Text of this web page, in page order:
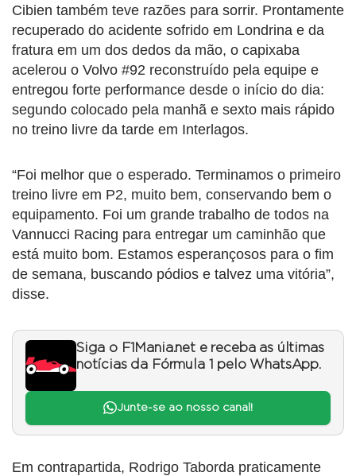
Cibien também teve razões para sorrir. Prontamente
recuperado do acidente sofrido em Londrina e da
fratura em um dos dedos da mão, o capixaba
acelerou o Volvo #92 reconstruído pela equipe e
entregou forte performance desde o início do dia:
segundo colocado pela manhã e sexto mais rápido
no treino livre da tarde em Interlagos.
“Foi melhor que o esperado. Terminamos o primeiro
treino livre em P2, muito bem, conservando bem o
equipamento. Foi um grande trabalho de todos na
Vannucci Racing para entregar um caminhão que
está muito bom. Estamos esperançosos para o fim
de semana, buscando pódios e talvez uma vitória”,
disse.
Siga o F1Mania.net e receba as últimas
notícias da Fórmula 1 pelo WhatsApp.
Junte-se ao nosso canal!
Em contrapartida, Rodrigo Taborda praticamente